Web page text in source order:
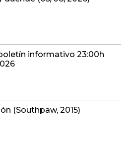
informativo 23:00h
(Southpaw, 2015)